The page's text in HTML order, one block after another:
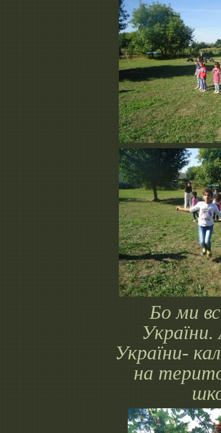
Бо ми
України-
на